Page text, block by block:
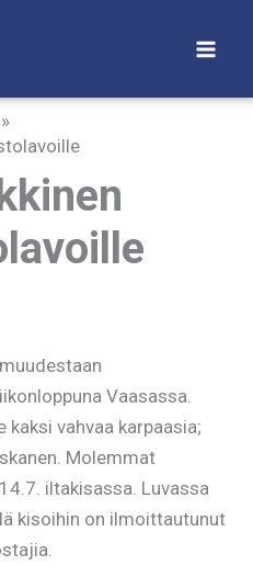
Vaasassa.
vahvaa karpaasia;
Molemmat
iltakisassa. Luvassa
kisoihin on ilmoittautunut